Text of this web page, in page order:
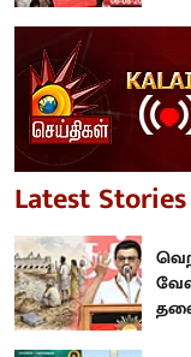
Latest Stories